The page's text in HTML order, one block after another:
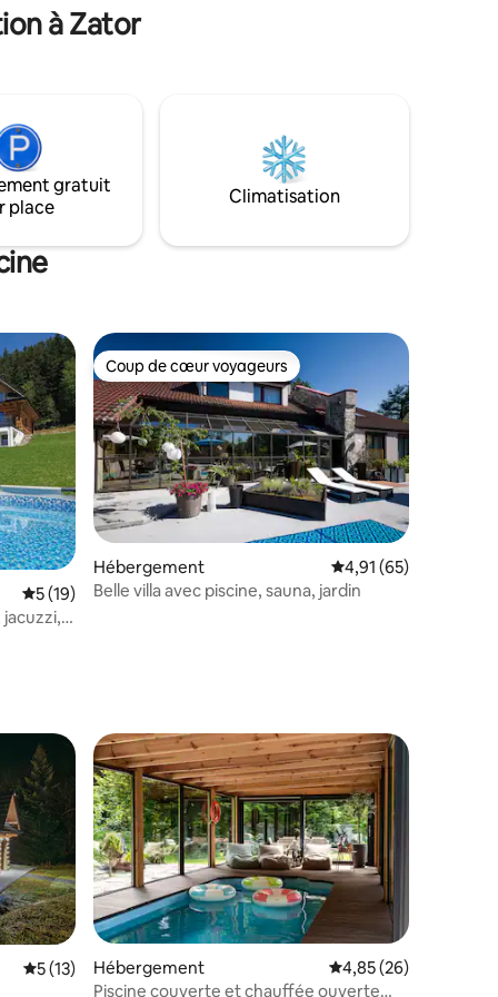
Zakopane (1h30min).
à Zator
gratuit
place
Climatisation
: 5 sur 5
appréciés
Évaluation moyenne sur la base de 19 commentaires : 5 sur 5
5 (19)
Coup de cœur voyageurs
Coup de cœur voyageurs
Hébergement Évaluation moyenne
4,91 (65)
Belle villa avec piscine, sauna, jardin
: 5 sur 5
appréciés
Évaluation moyenne sur la base de 13 commentaires : 5 sur 5
5 (13)
Hébergement Évaluation moyenne
4,85 (26)
Piscine couverte et chauffée ouverte